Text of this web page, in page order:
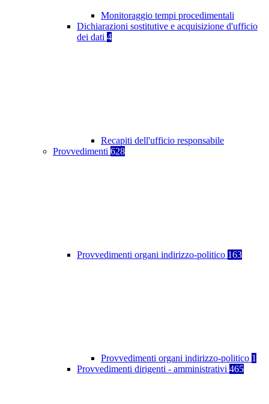
Monitoraggio tempi procedimentali
Dichiarazioni sostitutive e acquisizione d'ufficio
dei dati 4
Recapiti dell'ufficio responsabile
Provvedimenti 628
Provvedimenti organi indirizzo-politico 163
Provvedimenti organi indirizzo-politico 1
Provvedimenti dirigenti - amministrativi 465